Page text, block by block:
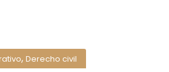
, Derecho civil